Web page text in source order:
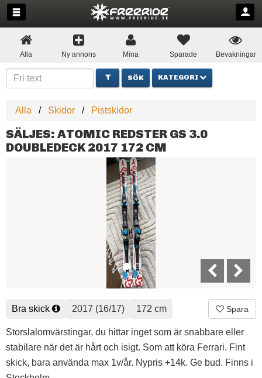
Alla Ny annons Mina Sparade Bevakningar
KATEGORI
Alla Skidor Pistskidor
SÄLJES: ATOMIC REDSTER GS 3.0
DOUBLEDECK 2017 172 CM
Spara
Bra skick 2017 (16/17) 172 cm
Storslalomvärstingar, du hittar inget som är snabbare eller
stabilare när det är hårt och isigt. Som att köra Ferrari. Fint
skick, bara använda max 1v/år. Nypris +14k. Ge bud. Finns i